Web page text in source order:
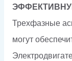
Трехфазные
могут